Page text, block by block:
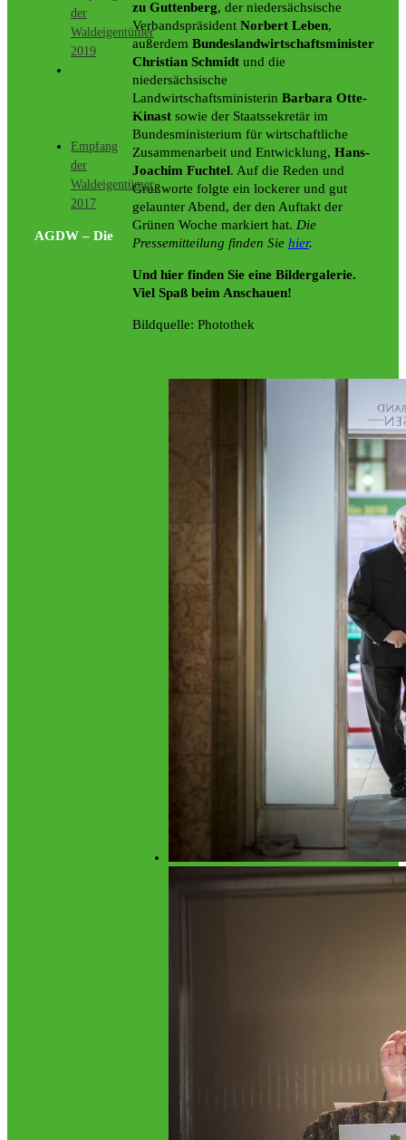
zu Guttenberg, der niedersächsische
Verbandspräsident Norbert Leben,
außerdem Bundeslandwirtschaftsminister
Christian Schmidtund die
niedersächsische
Landwirtschaftsministerin Barbara Otte-
Kinastsowie der Staatssekretär im
Bundesministerium für wirtschaftliche
Zusammenarbeit und Entwicklung, Hans-
Joachim Fuchtel. Auf die Reden und
Grußworte folgte ein lockerer und gut
gelaunter Abend, der den Auftakt der
Grünen Woche markiert hat. Die
Pressemitteilung finden Sie hier.
Und hier finden Sie eine Bildergalerie.
Viel Spaß beim Anschauen!
Bildquelle: Photothek
der
Waldeigentümer
2019
Waldeigentümer
Empfang
der
Waldeigentümer
2017
AGDW – Die